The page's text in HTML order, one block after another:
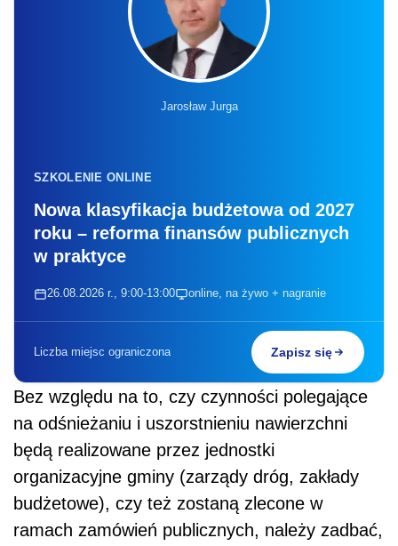
Jarosław Jurga
SZKOLENIE ONLINE
Nowa klasyfikacja budżetowa od 2027
roku – reforma finansów publicznych
w praktyce
26.08.2026 r., 9:00-13:00 online, na żywo + nagranie
Liczba miejsc ograniczona Zapisz się
Bez względu na to, czy czynności polegające
na odśnieżaniu i uszorstnieniu nawierzchni
będą realizowane przez jednostki
organizacyjne gminy (zarządy dróg, zakłady
budżetowe), czy też zostaną zlecone w
ramach zamówień publicznych, należy zadbać,